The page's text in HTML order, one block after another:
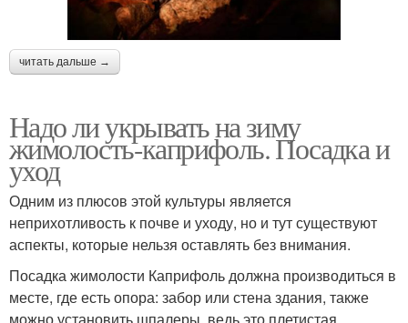
читать дальше →
Надо ли укрывать на зиму
жимолость-каприфоль. Посадка и
уход
Одним из плюсов этой культуры является
неприхотливость к почве и уходу, но и тут существуют
аспекты, которые нельзя оставлять без внимания.
Посадка жимолости Каприфоль должна производиться в
месте, где есть опора: забор или стена здания, также
можно установить шпалеры, ведь это плетистая